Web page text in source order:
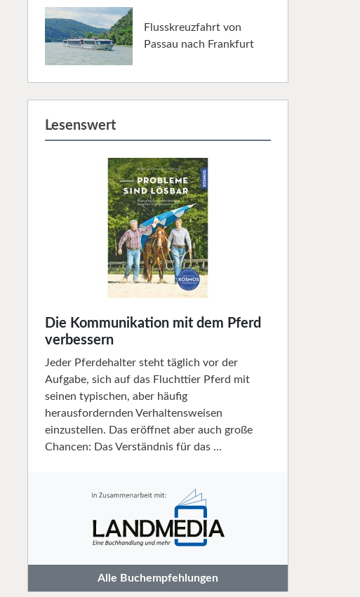
Flusskreuzfahrt von
Passau nach Frankfurt
Lesenswert
Die Kommunikation mit dem Pferd
verbessern
Jeder Pferdehalter steht täglich vor der
Aufgabe, sich auf das Fluchttier Pferd mit
seinen typischen, aber häufig
herausfordernden Verhaltensweisen
einzustellen. Das eröffnet aber auch große
Chancen: Das Verständnis für das …
Alle Buchempfehlungen